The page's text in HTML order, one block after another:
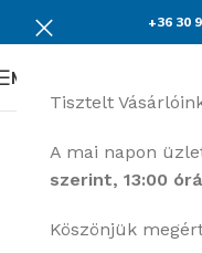
Tisztelt
A mai napon
szerint, 13:00
Köszönjük
+36 30
Menü